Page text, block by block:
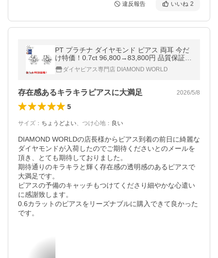
違反報告 いいね 2
PT プラチナ ダイヤモンド ピアス 両耳 今だ
け特価！0.7ct 96,800→83,800円 品質保証書
付 6本爪(トータル2石) ダイヤピアス ダイヤ
ピアス 0.5ct 0.6ct セール
ダイヤピアス専門店 DIAMOND WORLD
存在感あるキラキラピアスに大満足 2026/5/8
5
サイズ ： ちょうどよい、 つけ心地 ： 良い
DIAMOND WORLDの店長様からピアス到着の前日に綺麗な
ダイヤモンドが入荷したのでご期待くださいとのメールを
頂き、とても期待しておりました。
期待通りのキラキラと輝く存在感の透明感のあるピアスで
大満足です。
ピアスの予備のキャッチもつけてくださり細やかな心遣い
に感謝致します。
0.6カラットのピアスをリーズナブルに購入できて良かった
です。